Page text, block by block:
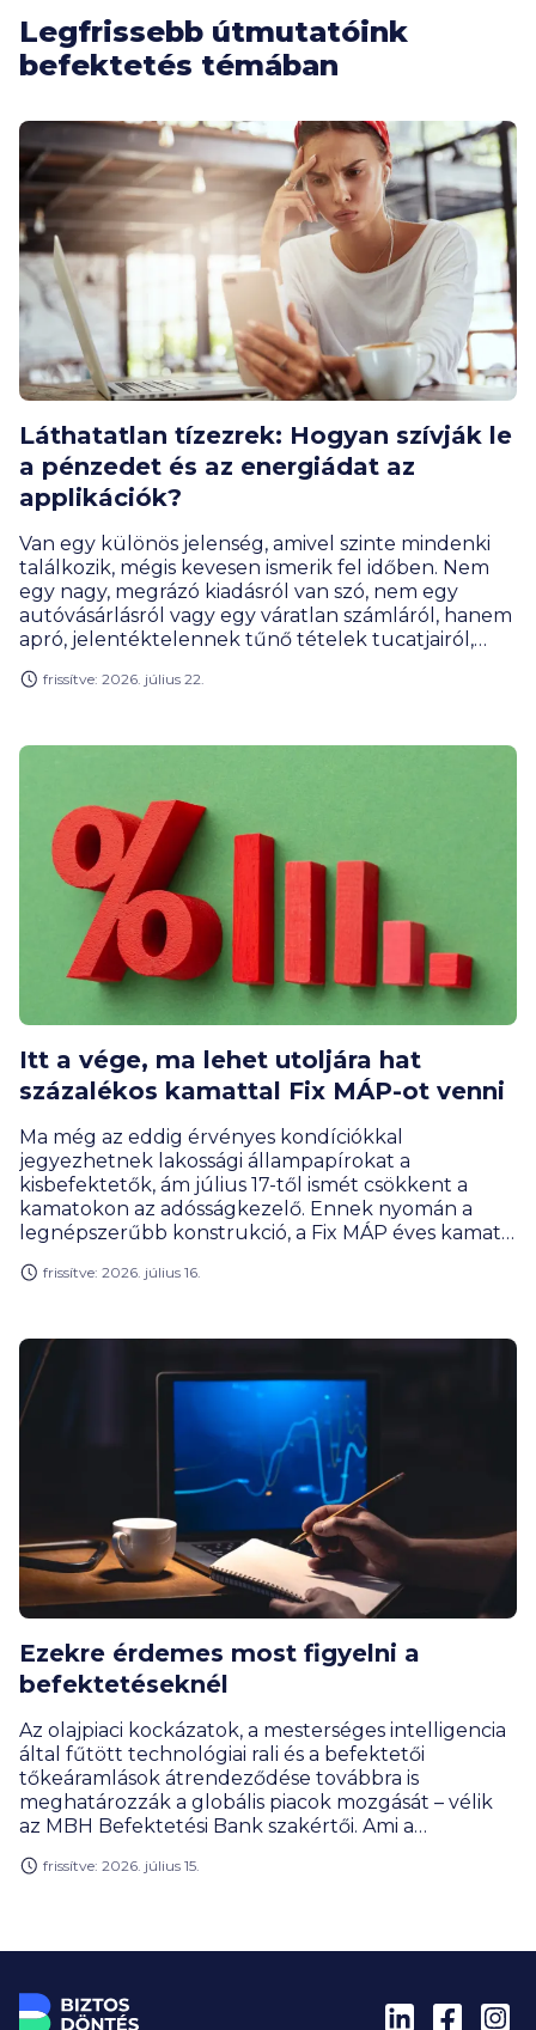
Legfrissebb útmutatóink
befektetés témában
Láthatatlan tízezrek: Hogyan szívják le
a pénzedet és az energiádat az
applikációk?
Van egy különös jelenség, amivel szinte mindenki
találkozik, mégis kevesen ismerik fel időben. Nem
egy nagy, megrázó kiadásról van szó, nem egy
autóvásárlásról vagy egy váratlan számláról, hanem
apró, jelentéktelennek tűnő tételek tucatjairól,
a jövedelmünk egy jelentős részét. Az apró
százezres összeg a kezünkből, hogy nem tudjuk,
jelenség, és mit tehetünk ellene.
frissítve: 2026. július 22.
Itt a vége, ma lehet utoljára hat
százalékos kamattal Fix MÁP-ot venni
Ma még az eddig érvényes kondíciókkal
jegyezhetnek lakossági állampapírokat a
kisbefektetők, ám július 17-től ismét csökkent a
kamatokon az adósságkezelő. Ennek nyomán a
legnépszerűbb konstrukció, a Fix MÁP éves kamata
minden hónapban vágott a lakossági állampapírok
vásárlásait a bankok is igyekeznek ösztönözni.
frissítve: 2026. július 16.
Ezekre érdemes most figyelni a
befektetéseknél
Az olajpiaci kockázatok, a mesterséges intelligencia
által fűtött technológiai rali és a befektetői
tőkeáramlások átrendeződése továbbra is
meghatározzák a globális piacok mozgását – vélik
az MBH Befektetési Bank szakértői. Ami a
támogatja a pozitív befektetői megítélést. A
jegybanki alapkamat pedig 5 százalék alá
az éves, átlagos infláció 2,2 százalék körül alakulhat
2026-ban.
frissítve: 2026. július 15.